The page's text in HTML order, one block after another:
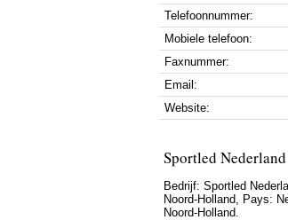
Telefoonnummer:
Mobiele telefoon:
Faxnummer:
Email:
Website:
Sportled
Bedrijf: Sportled
Noord-Holland, Pays:
Noord-Holland.